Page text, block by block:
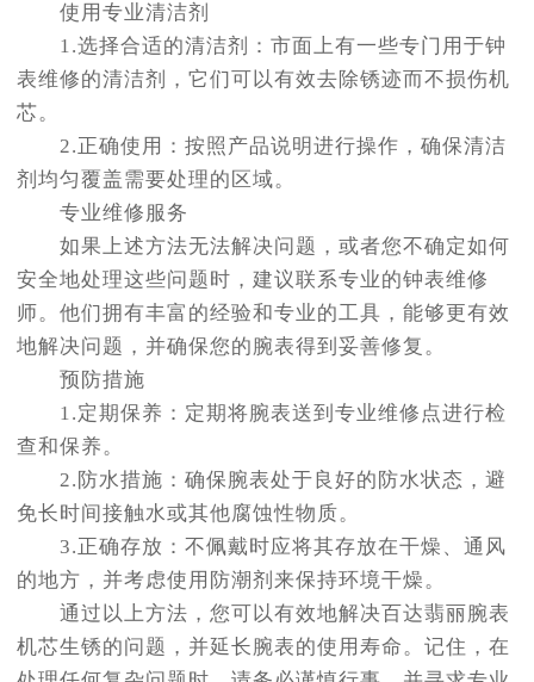
使用专业清洁剂
1.选择合适的清洁剂：市面上有一些专门用于钟
表维修的清洁剂，它们可以有效去除锈迹而不损伤机
芯。
2.正确使用：按照产品说明进行操作，确保清洁
剂均匀覆盖需要处理的区域。
专业维修服务
如果上述方法无法解决问题，或者您不确定如何
安全地处理这些问题时，建议联系专业的钟表维修
师。他们拥有丰富的经验和专业的工具，能够更有效
地解决问题，并确保您的腕表得到妥善修复。
预防措施
1.定期保养：定期将腕表送到专业维修点进行检
查和保养。
2.防水措施：确保腕表处于良好的防水状态，避
免长时间接触水或其他腐蚀性物质。
3.正确存放：不佩戴时应将其存放在干燥、通风
的地方，并考虑使用防潮剂来保持环境干燥。
通过以上方法，您可以有效地解决百达翡丽腕表
机芯生锈的问题，并延长腕表的使用寿命。记住，在